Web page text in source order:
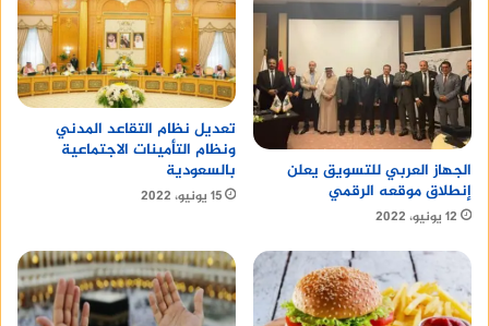
الجهاز العربي للتسويق يعلن
إنطلاق موقعه الرقمي
12 يونيو، 2022
تعديل نظام التقاعد المدني
ونظام التأمينات الاجتماعية
بالسعودية
15 يونيو، 2022